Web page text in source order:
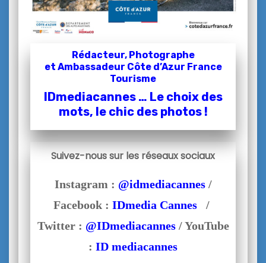
Rédacteur, Photographe
et Ambassadeur Côte d’Azur France
Tourisme
IDmediacannes … Le choix des
mots, le chic des photos !
Suivez-nous sur les réseaux sociaux
Instagram : @idmediacannes/
Facebook : IDmedia Cannes /
Twitter : @IDmediacannes/ YouTube
: ID mediacannes